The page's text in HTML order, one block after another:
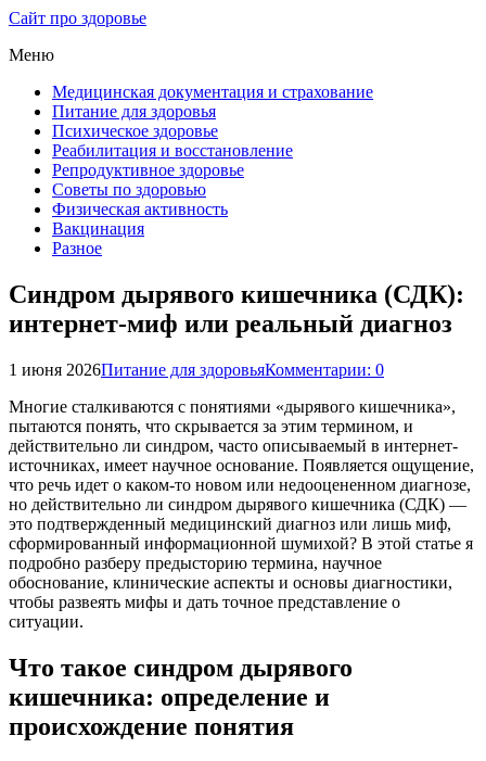
Сайт про здоровье
Меню
Медицинская документация и страхование
Питание для здоровья
Психическое здоровье
Реабилитация и восстановление
Репродуктивное здоровье
Советы по здоровью
Физическая активность
Вакцинация
Разное
Синдром дырявого кишечника (СДК):
интернет-миф или реальный диагноз
1 июня 2026Питание для здоровьяКомментарии: 0
Многие сталкиваются с понятиями «дырявого кишечника»,
пытаются понять, что скрывается за этим термином, и
действительно ли синдром, часто описываемый в интернет-
источниках, имеет научное основание. Появляется ощущение,
что речь идет о каком-то новом или недооцененном диагнозе,
но действительно ли синдром дырявого кишечника (СДК) —
это подтвержденный медицинский диагноз или лишь миф,
сформированный информационной шумихой? В этой статье я
подробно разберу предысторию термина, научное
обоснование, клинические аспекты и основы диагностики,
чтобы развеять мифы и дать точное представление о
ситуации.
Что такое синдром дырявого
кишечника: определение и
происхождение понятия